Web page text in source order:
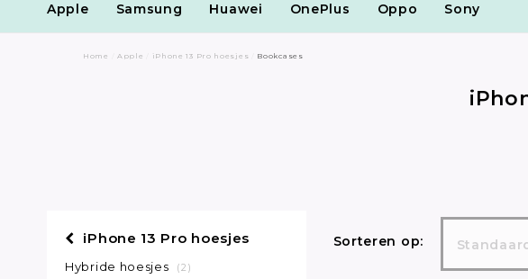
Apple Samsung Huawei OnePlus Oppo Sony
Home Apple iPhone 13 Pro hoesjes Bookcases
iPhone 13 Pro hoesjes
Hybride hoesjes (2)
Sorteren op: